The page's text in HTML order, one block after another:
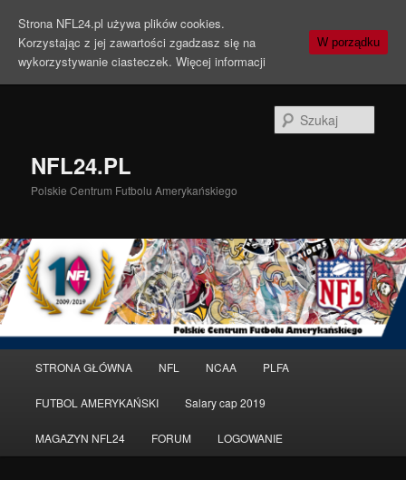
NFL24.PL
Polskie Centrum Futbolu Amerykańskiego
główne
Przeskocz
do
tekstu
STRONA GŁÓWNA NFL NCAA PLFA
FUTBOL AMERYKAŃSKI Salary cap 2019
MAGAZYN NFL24 FORUM LOGOWANIE
Strona NFL24.pl używa plików cookies.
Korzystając z jej zawartości zgadzasz się na
wykorzystywanie ciasteczek. Więcej informacji
W porządku